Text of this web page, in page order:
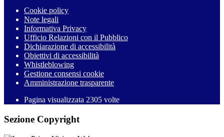
Cookie policy
Note legali
Informativa Privacy
Ufficio Relazioni con il Pubblico
Dichiarazione di accessibilità
Obiettivi di accessibilità
Whistleblowing
Gestione consensi cookie
Amministrazione trasparente
Pagina visualizzata 2305 volte
Sezione Copyright